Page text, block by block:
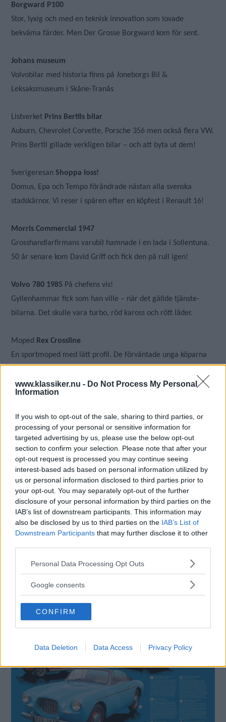
www.klassiker.nu - Do Not Process My Personal
Information
If you wish to opt-out of the sale, sharing to third parties, or
processing of your personal or sensitive information for
targeted advertising by us, please use the below opt-out
section to confirm your selection. Please note that after your
opt-out request is processed you may continue seeing
interest-based ads based on personal information utilized by
us or personal information disclosed to third parties prior to
your opt-out. You may separately opt-out of the further
disclosure of your personal information by third parties on the
IAB’s list of downstream participants. This information may
also be disclosed by us to third parties on the IAB’s List of
Downstream Participants that may further disclose it to other
Please note that this website/app uses one or more Google
not limited to your visit or usage behaviour. You may click to
use your data for below specified purposes in below Google
consent section.
Personal Data Processing Opt Outs
Google consents
CONFIRM
Data Deletion Data Access Privacy Policy
Borgward P100
Stor, lyxig och med en teknisk innovation som lovade
bekväma färder. Men Der Grosse Borgward kom för sent.
Johans museum
Volvobilar med historia finns på Joneborgs Bil &
Leksaksmuseum i Skåne-Tranås
Listverket Prins Bertils bilar
Auburn, Chevrolet Corvette, Porsche 356 men också flera VW.
Prins Bertil gillade verkligen bilar – och att byta ut dem!
Sverigeresan Shoppa loss!
Domus, Epa och Tempo förändrade nästan alla svenska
stadskärnor. Vi reser i spåren efter en köpfest i Renault 16!
Morris Commercial 1947
Grosshandlarfirmans varubil hamnade i en lada i Sollentuna.
50 år senare kom David Griff och fick den på rull igen!
Volvo 780 1985 På chefens vis!
Gyllenhammar fick som han ville – när det gällde tjänste-
bilarna. Det skulle vara turbo, röd kaross och rött läder.
Moped Rex Crossline
En sportmoped med lätt profil. De förväntade unga köparna
Klassikerkampen
för deltagarna i Klassikerkampen att skapa sin egen Special
Edition! Audi TT, Volvo S80 och VW Golf Cabriolet!
Rösta på Årets Klassiker och ha chans att vinna fantastiska priser!